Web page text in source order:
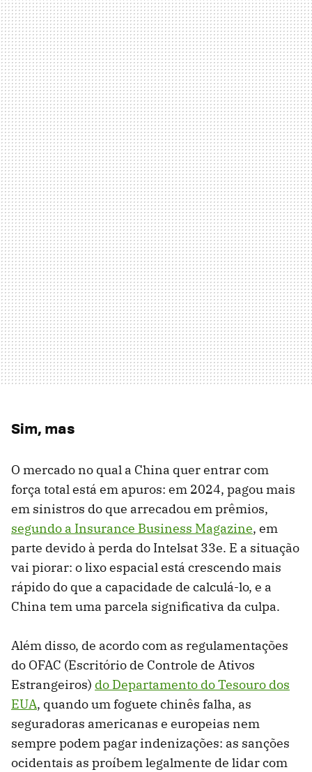
Sim, mas
O mercado no qual a China quer entrar com
força total está em apuros: em 2024, pagou mais
em sinistros do que arrecadou em prêmios,
segundo a Insurance Business Magazine, em
parte devido à perda do Intelsat 33e. E a situação
vai piorar: o lixo espacial está crescendo mais
rápido do que a capacidade de calculá-lo, e a
China tem uma parcela significativa da culpa.
Além disso, de acordo com as regulamentações
do OFAC (Escritório de Controle de Ativos
Estrangeiros) do Departamento do Tesouro dos
EUA, quando um foguete chinês falha, as
seguradoras americanas e europeias nem
sempre podem pagar indenizações: as sanções
ocidentais as proíbem legalmente de lidar com